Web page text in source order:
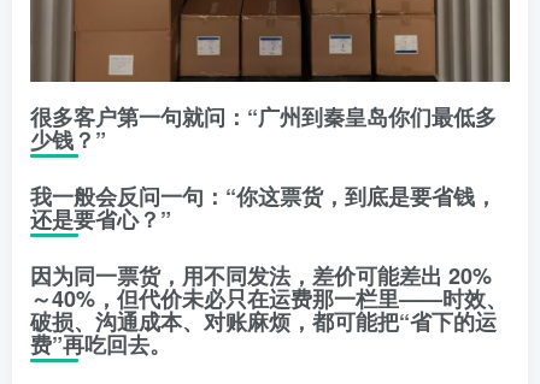
很多客户第一句就问： “广州到秦皇岛你们最低多
少钱？”
我一般会反问一句： “你这票货，到底是要省钱，
还是要省心？”
因为同一票货，用不同发法，差价可能差出 20%
～40% ，但代价未必只在运费那一栏里——时效、
破损、沟通成本、对账麻烦，都可能把“省下的运
费”再吃回去。